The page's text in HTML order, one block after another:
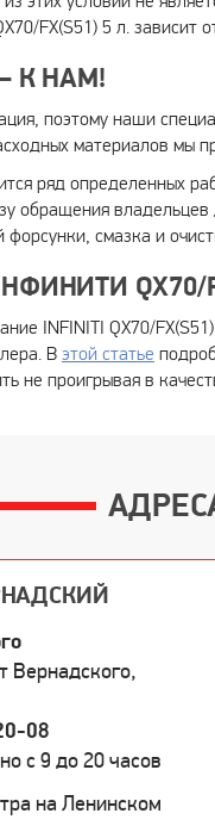
FX(S51) 5 л. зависит
К НАМ!
поэтому наши
материалов мы
ряд определенных
обращения
смазка и
QX70/
INFINITI QX70/
В этой статье
не проигрывая в
Вернадского,
08
c 9 до 20 часов